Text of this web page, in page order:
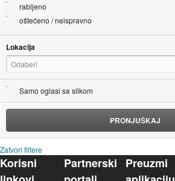
rabljeno
oštećeno / neispravno
Lokacija
Odaberi
Samo oglasi sa slikom
PRONJUŠKAJ
Zatvori filtere
Korisni
Partnerski
Preuzmi